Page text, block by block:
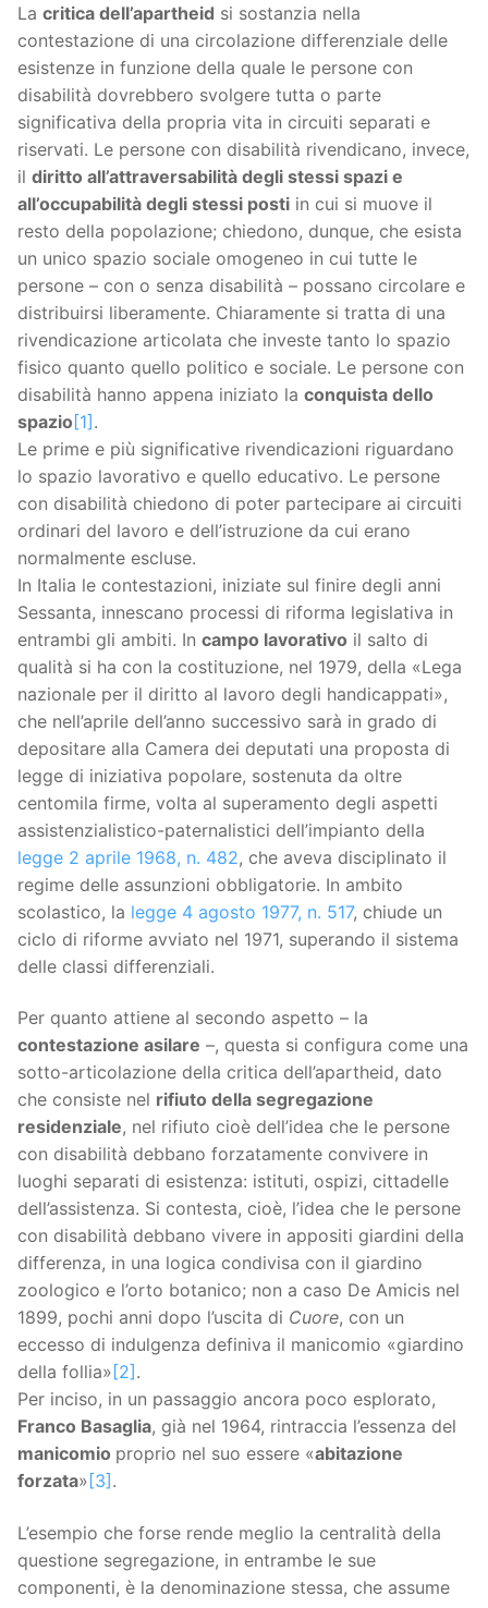
La critica dell’apartheid si sostanzia nella
contestazione di una circolazione differenziale delle
esistenze in funzione della quale le persone con
disabilità dovrebbero svolgere tutta o parte
significativa della propria vita in circuiti separati e
riservati. Le persone con disabilità rivendicano, invece,
il diritto all’attraversabilità degli stessi spazi e
all’occupabilità degli stessi posti in cui si muove il
resto della popolazione; chiedono, dunque, che esista
un unico spazio sociale omogeneo in cui tutte le
persone – con o senza disabilità – possano circolare e
distribuirsi liberamente. Chiaramente si tratta di una
rivendicazione articolata che investe tanto lo spazio
fisico quanto quello politico e sociale. Le persone con
disabilità hanno appena iniziato la conquista dello
spazio[1].
Le prime e più significative rivendicazioni riguardano
lo spazio lavorativo e quello educativo. Le persone
con disabilità chiedono di poter partecipare ai circuiti
ordinari del lavoro e dell’istruzione da cui erano
normalmente escluse.
In Italia le contestazioni, iniziate sul finire degli anni
Sessanta, innescano processi di riforma legislativa in
entrambi gli ambiti. In campo lavorativo il salto di
qualità si ha con la costituzione, nel 1979, della «Lega
nazionale per il diritto al lavoro degli handicappati»,
che nell’aprile dell’anno successivo sarà in grado di
depositare alla Camera dei deputati una proposta di
legge di iniziativa popolare, sostenuta da oltre
centomila firme, volta al superamento degli aspetti
assistenzialistico-paternalistici dell’impianto della
legge 2 aprile 1968, n. 482, che aveva disciplinato il
regime delle assunzioni obbligatorie. In ambito
scolastico, la legge 4 agosto 1977, n. 517, chiude un
ciclo di riforme avviato nel 1971, superando il sistema
delle classi differenziali.
Per quanto attiene al secondo aspetto – la
contestazione asilare –, questa si configura come una
sotto-articolazione della critica dell’apartheid, dato
che consiste nel rifiuto della segregazione
residenziale, nel rifiuto cioè dell’idea che le persone
con disabilità debbano forzatamente convivere in
luoghi separati di esistenza: istituti, ospizi, cittadelle
dell’assistenza. Si contesta, cioè, l’idea che le persone
con disabilità debbano vivere in appositi giardini della
differenza, in una logica condivisa con il giardino
zoologico e l’orto botanico; non a caso De Amicis nel
1899, pochi anni dopo l’uscita di Cuore, con un
eccesso di indulgenza definiva il manicomio «giardino
della follia» [2] .
Per inciso, in un passaggio ancora poco esplorato,
Franco Basaglia, già nel 1964, rintraccia l’essenza del
manicomio proprio nel suo essere «abitazione
forzata» [3] .
L’esempio che forse rende meglio la centralità della
questione segregazione, in entrambe le sue
componenti, è la denominazione stessa, che assume